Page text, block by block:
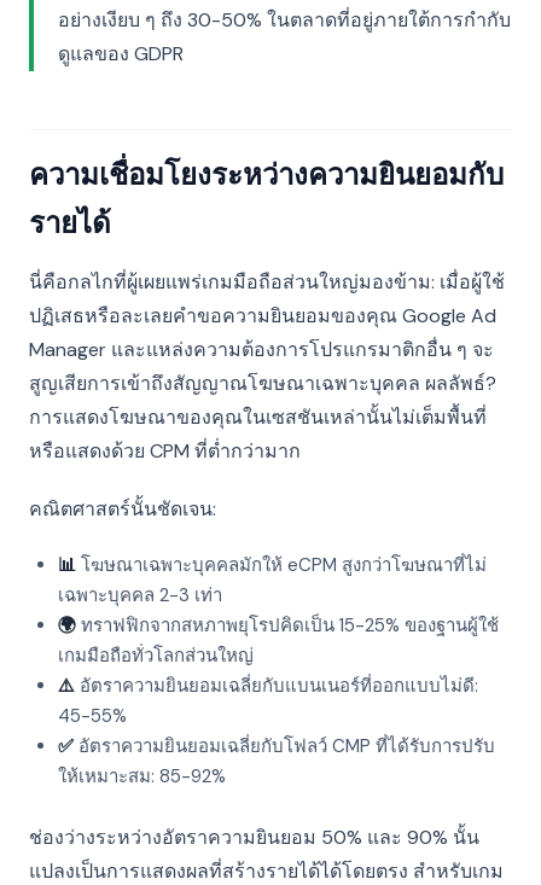
อย่างเงียบ ๆ ถึง 30-50% ในตลาดที่อยู่ภายใต้การกำกับ
ดูแลของ GDPR
ความเชื่อมโยงระหว่างความยินยอมกับ
รายได้
นี่คือกลไกที่ผู้เผยแพร่เกมมือถือส่วนใหญ่มองข้าม: เมื่อผู้ใช้
ปฏิเสธหรือละเลยคำขอความยินยอมของคุณ Google Ad
Manager และแหล่งความต้องการโปรแกรมาติกอื่น ๆ จะ
สูญเสียการเข้าถึงสัญญาณโฆษณาเฉพาะบุคคล ผลลัพธ์?
การแสดงโฆษณาของคุณในเซสชันเหล่านั้นไม่เต็มพื้นที่
หรือแสดงด้วย CPM ที่ต่ำกว่ามาก
คณิตศาสตร์นั้นชัดเจน:
📊 โฆษณาเฉพาะบุคคลมักให้ eCPM สูงกว่าโฆษณาที่ไม่
เฉพาะบุคคล 2-3 เท่า
🌍 ทราฟฟิกจากสหภาพยุโรปคิดเป็น 15-25% ของฐานผู้ใช้
เกมมือถือทั่วโลกส่วนใหญ่
⚠️ อัตราความยินยอมเฉลี่ยกับแบนเนอร์ที่ออกแบบไม่ดี:
45-55%
✅ อัตราความยินยอมเฉลี่ยกับโฟลว์ CMP ที่ได้รับการปรับ
ให้เหมาะสม: 85-92%
ช่องว่างระหว่างอัตราความยินยอม 50% และ 90% นั้น
แปลงเป็นการแสดงผลที่สร้างรายได้ได้โดยตรง สำหรับเกม